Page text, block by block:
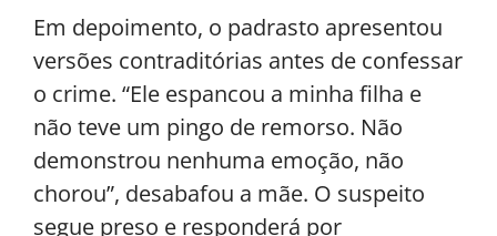
Em depoimento, o padrasto apresentou
versões contraditórias antes de confessar
o crime. “Ele espancou a minha filha e
não teve um pingo de remorso. Não
demonstrou nenhuma emoção, não
chorou”, desabafou a mãe. O suspeito
segue preso e responderá por